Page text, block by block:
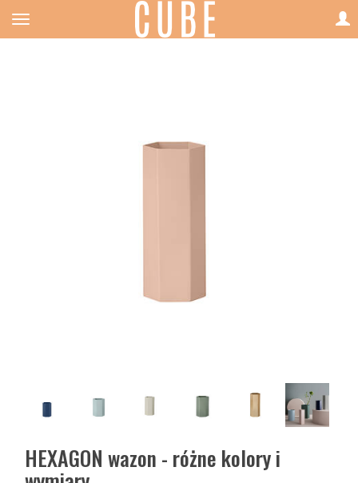
HEXAGON wazon - różne kolory i